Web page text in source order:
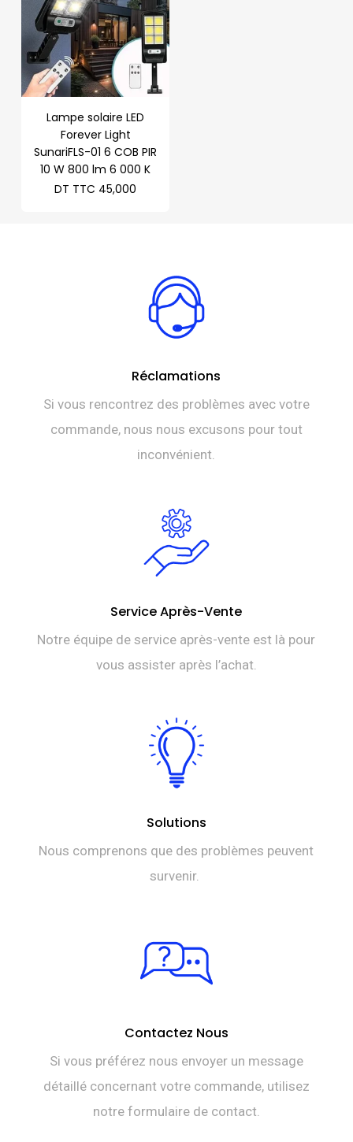
Lampe solaire LED
Forever Light
SunariFLS-01 6 COB PIR
10 W 800 lm 6 000 K
DT TTC 45,000
Réclamations
Si vous rencontrez des problèmes avec votre
commande, nous nous excusons pour tout
inconvénient.
Service Après-Vente
Notre équipe de service après-vente est là pour
vous assister après l’achat.
Solutions
Nous comprenons que des problèmes peuvent
survenir.
Contactez Nous
Si vous préférez nous envoyer un message
détaillé concernant votre commande, utilisez
notre formulaire de contact.